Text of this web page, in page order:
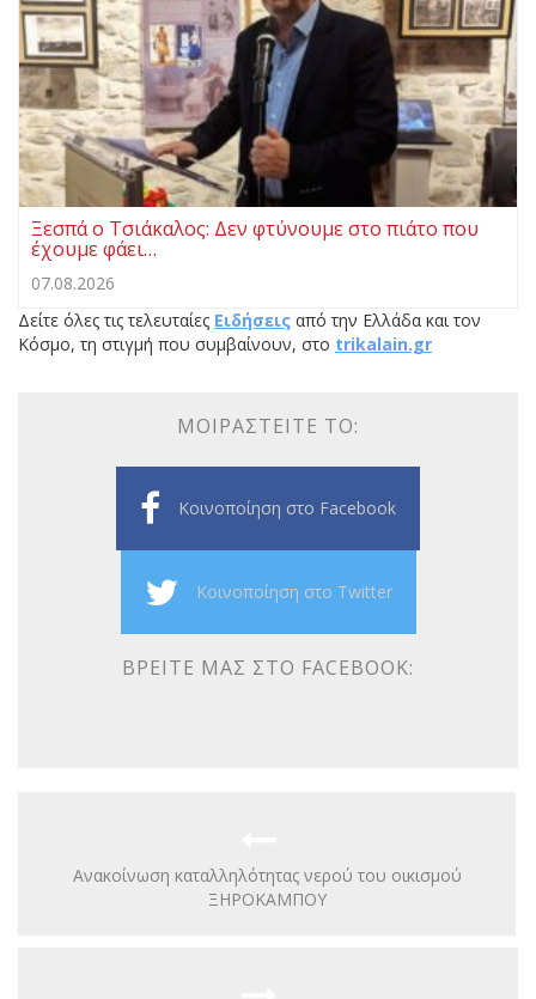
Ξεσπά ο Τσιάκαλος: Δεν φτύνουμε στο πιάτο που
έχουμε φάει…
07.08.2026
Δείτε όλες τις τελευταίες Ειδήσεις από την Ελλάδα και τον
Κόσμο, τη στιγμή που συμβαίνουν, στο trikalain.gr
ΜΟΙΡΑΣΤΕΊΤΕ ΤΟ:
Κοινοποίηση στο Facebook
Κοινοποίηση στο Twitter
ΒΡΕΊΤΕ ΜΑΣ ΣΤΟ FACEBOOK:
Ανακοίνωση καταλληλότητας νερού τoυ οικισμού
ΞΗΡΟΚΑΜΠΟΥ